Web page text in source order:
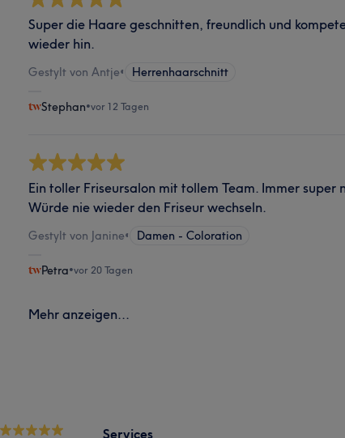
Super die Haare geschnitten, freundlich und
wieder hin.
Gestylt von Antje• Herrenhaarschnitt
Stephan•vor 12 Tagen
Ein toller Friseursalon mit tollem Team. Immer super
Würde nie wieder den Friseur wechseln.
Gestylt von Janine• Damen - Coloration
Petra•vor 20 Tagen
Mehr anzeigen...
Services